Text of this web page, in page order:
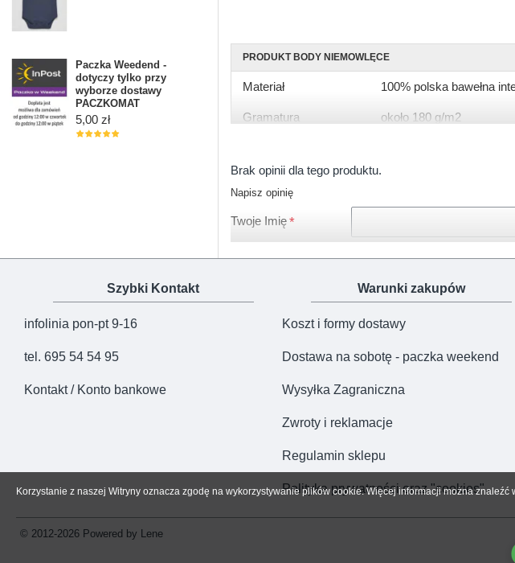
Paczka Weedend -
dotyczy tylko przy
wyborze dostawy
PACZKOMAT
5,00 zł
PRODUKT BODY NIEMOWLĘCE
Materiał 100% polska bawełna
Gramatura około 180 g/m2
Rozmiary
biały, różowy, ciemny
Zapięcie napy bezniklowe
Produkcja 100% polski produkt -
Brak opinii dla tego produktu.
Napisz opinię
Twoje Imię
Szybki Kontakt
infolinia pon-pt 9-16
tel. 695 54 54 95
Kontakt / Konto bankowe
Warunki zakupów
Koszt i formy dostawy
Dostawa na sobotę - paczka weekend
Wysyłka Zagraniczna
Zwroty i reklamacje
Regulamin sklepu
Polityka prywatności oraz "cookies"
© 2012-2026 Powered by Lene
Korzystanie z naszej Witryny oznacza zgodę na wykorzystywanie plików cookie. Więcej informacji można znaleźć